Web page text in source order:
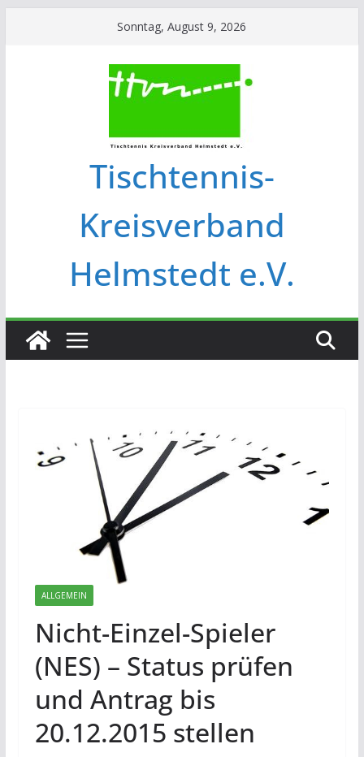
Sonntag, August 9, 2026
Tischtennis-
Kreisverband
Helmstedt e.V.
ALLGEMEIN
Nicht-Einzel-Spieler
(NES) – Status prüfen
und Antrag bis
20.12.2015 stellen